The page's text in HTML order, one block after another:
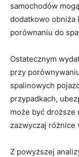
⁢samochodów
dodatkowo obniża
porównaniu do
Ostatecznym
przy
spalinowych
przypadkach,
może być droższe
zazwyczaj różnice
Z powyższej